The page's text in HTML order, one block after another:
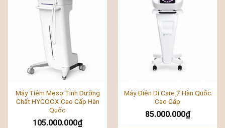
Máy Tiêm Meso Tinh Dưỡng
Chất HYCOOX Cao Cấp Hàn
Quốc
105.000.000₫
Máy Điện Di Care 7 Hàn Quốc
Cao Cấp
85.000.000₫